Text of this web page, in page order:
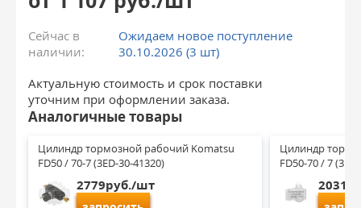
Сейчас в
наличии:
Ожидаем новое поступление
30.10.2026 (3 шт)
Актуальную стоимость и срок поставки
уточним при оформлении заказа.
Аналогичные товары
Цилиндр тормозной рабочий Komatsu
FD50 / 70-7 (3ED-30-41320)
2779руб./шт
Цилиндр
FD50-70 / 7